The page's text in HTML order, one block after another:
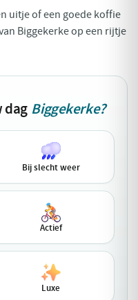
uitje of een goede koffie
Biggekerke op een rijtje
dag Biggekerke?
Bij slecht weer
Actief
Luxe